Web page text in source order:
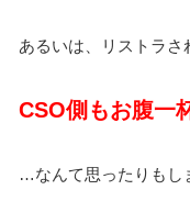
あるいは、リストラさ
CSO側もお腹一
…なんて思ったりもし